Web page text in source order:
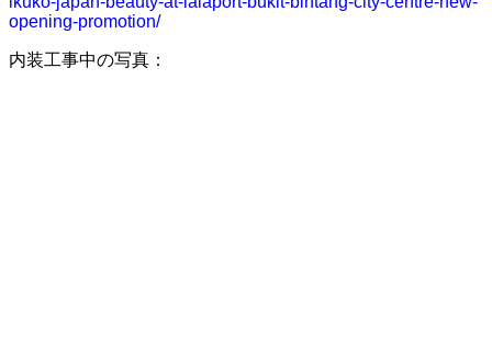
opening-promotion/
内装工事中の写真：